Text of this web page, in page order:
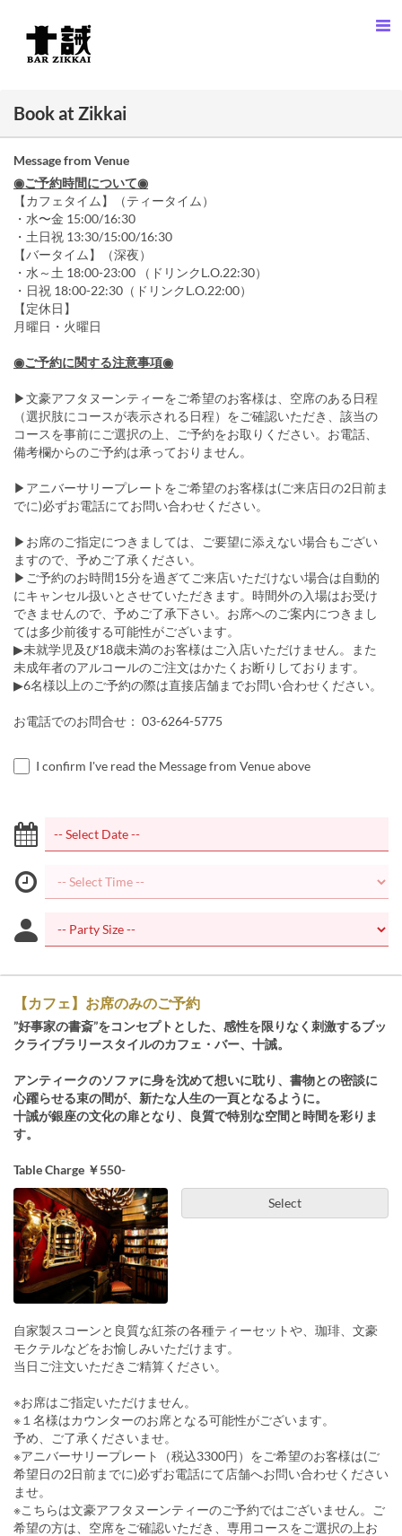
Book at Zikkai
Message from Venue
◉ご予約時間について◉
【カフェタイム】（ティータイム）
・水〜金 15:00/16:30
・土日祝 13:30/15:00/16:30
【バータイム】（深夜）
・水～土 18:00-23:00 （ドリンクL.O.22:30）
・日祝 18:00-22:30（ドリンクL.O.22:00）
【定休日】
月曜日・火曜日
◉ご予約に関する注意事項◉
▶︎文豪アフタヌーンティーをご希望のお客様は、空席のある日程
（選択肢にコースが表示される日程）をご確認いただき、該当の
コースを事前にご選択の上、ご予約をお取りください。お電話、
備考欄からのご予約は承っておりません。
▶︎アニバーサリープレートをご希望のお客様は(ご来店日の2日前ま
でに)必ずお電話にてお問い合わせください。
▶お席のご指定につきましては、ご要望に添えない場合もござい
ますので、予めご了承ください。
▶ご予約のお時間15分を過ぎてご来店いただけない場合は自動的
にキャンセル扱いとさせていただきます。時間外の入場はお受け
できませんので、予めご了承下さい。お席へのご案内につきまし
ては多少前後する可能性がございます。
▶未就学児及び18歳未満のお客様はご入店いただけません。また
未成年者のアルコールのご注文はかたくお断りしております。
▶6名様以上のご予約の際は直接店舗までお問い合わせください。
お電話でのお問合せ： 03-6264-5775
I confirm I've read the Message from Venue above
【カフェ】お席のみのご予約
”好事家の書斎”をコンセプトとした、感性を限りなく刺激するブッ
クライブラリースタイルのカフェ・バー、十誡。
アンティークのソファに身を沈めて想いに耽り、書物との密談に
心躍らせる束の間が、新たな人生の一頁となるように。
十誡が銀座の文化の扉となり、良質で特別な空間と時間を彩りま
す。
Table Charge ￥550-
Select
自家製スコーンと良質な紅茶の各種ティーセットや、珈琲、文豪
モクテルなどをお愉しみいただけます。
当日ご注文いただきご精算ください。
※お席はご指定いただけません。
※１名様はカウンターのお席となる可能性がございます。
予め、ご了承くださいませ。
※アニバーサリープレート（税込3300円）をご希望のお客様は(ご
希望日の2日前までに)必ずお電話にて店舗へお問い合わせください
ませ。
※こちらは文豪アフタヌーンティーのご予約ではございません。ご
希望の方は、空席をご確認いただき、専用コースをご選択の上お